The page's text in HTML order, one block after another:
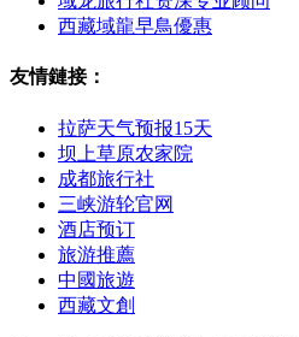
西藏域龍早鳥優惠
友情鏈接：
拉萨天气预报15天
坝上草原农家院
成都旅行社
三峡游轮官网
酒店预订
旅游推薦
中國旅遊
西藏文創